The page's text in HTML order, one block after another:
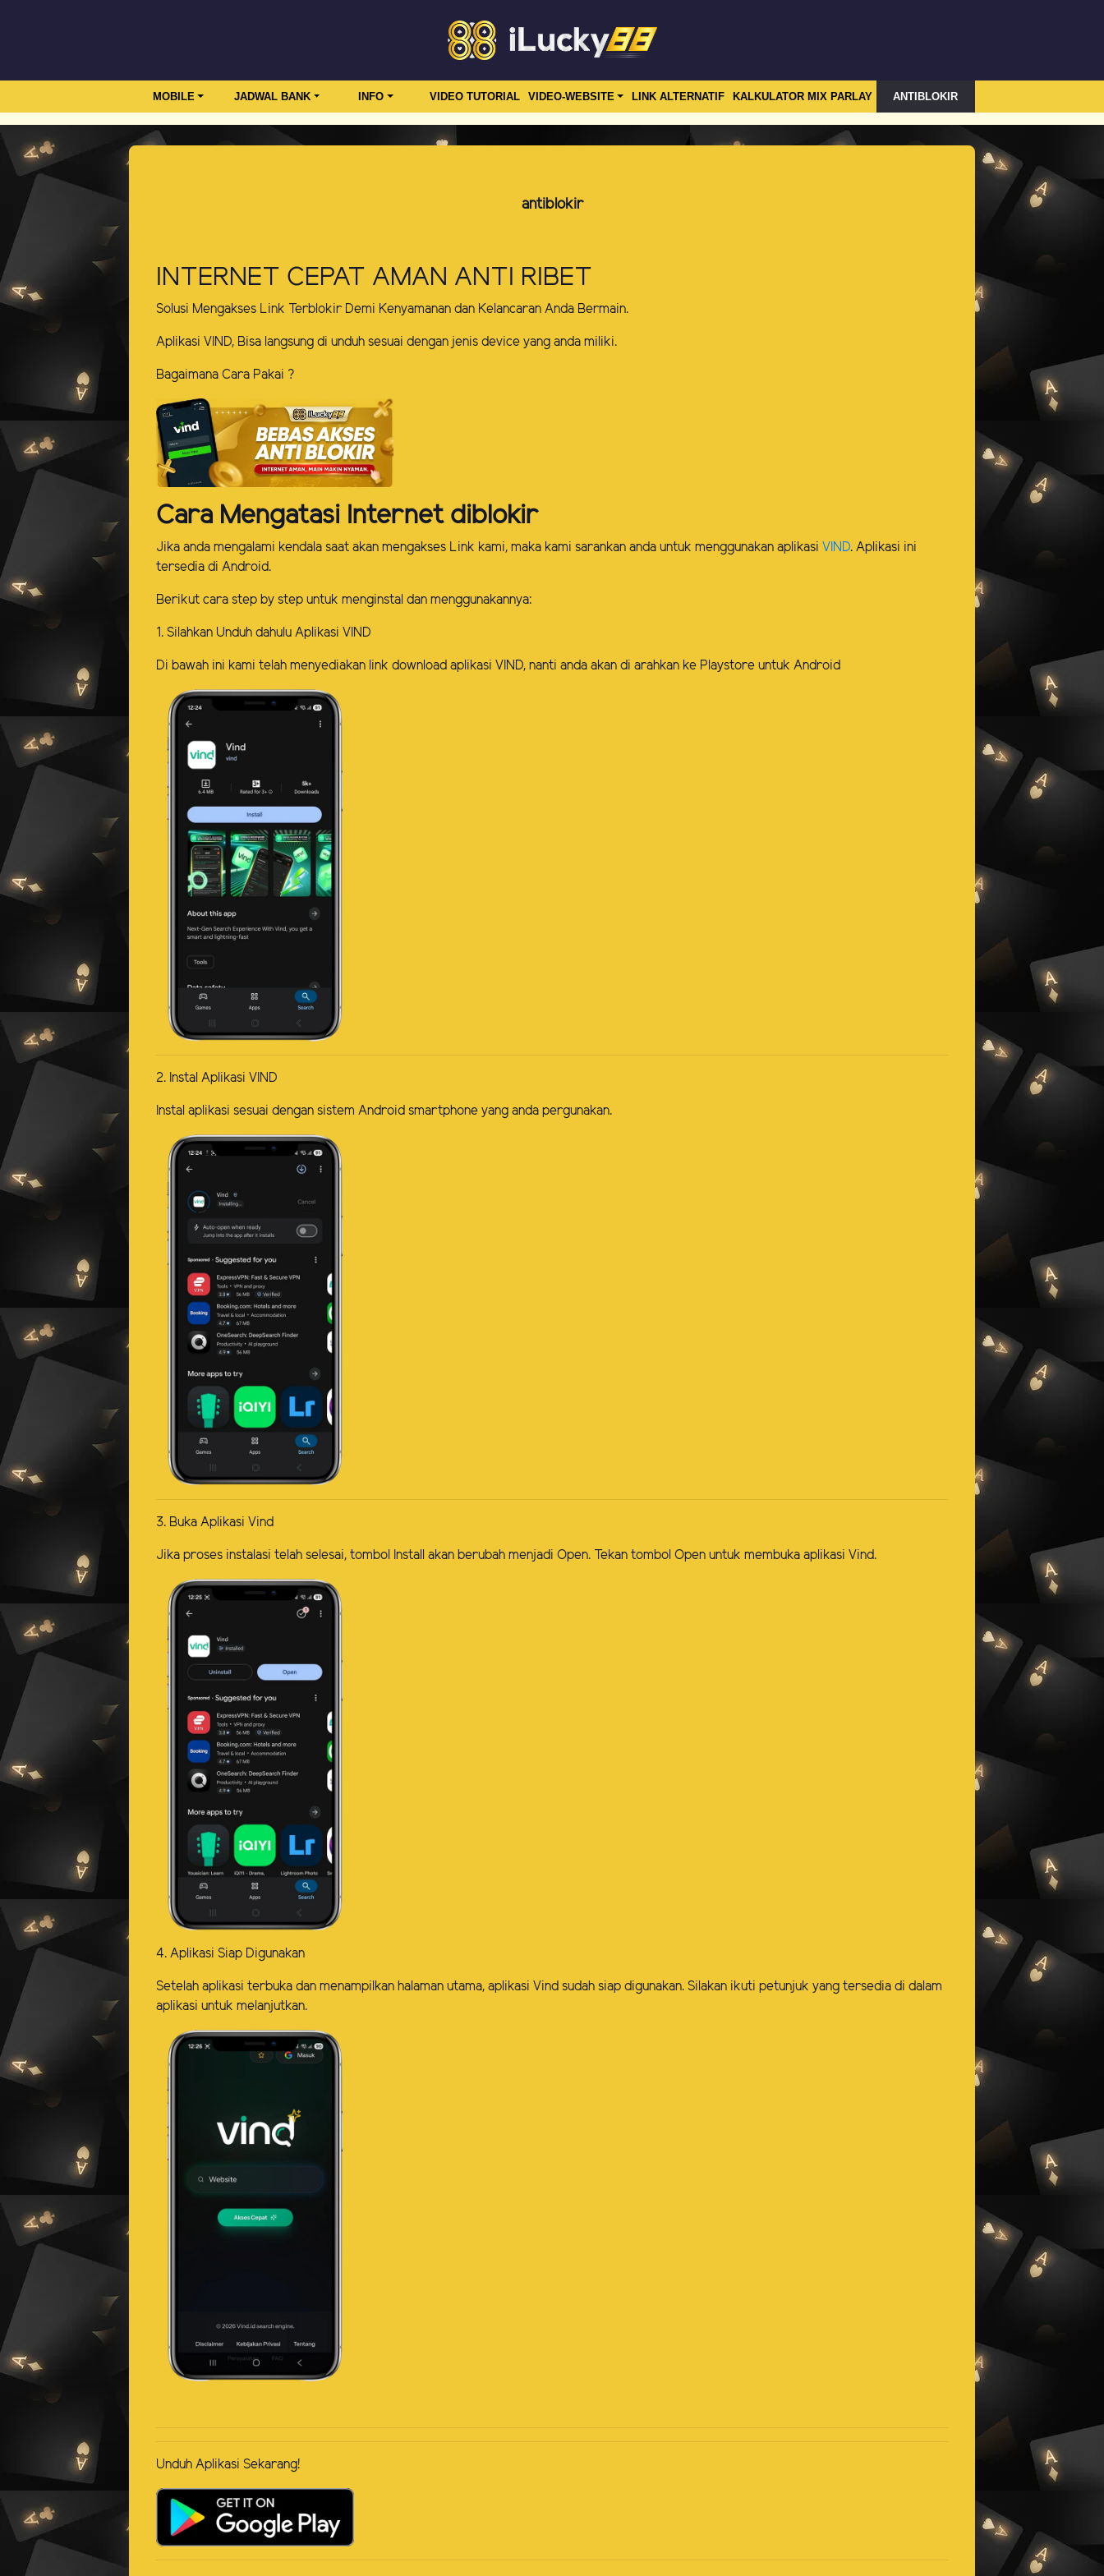
MOBILE JADWAL BANK INFO VIDEO TUTORIAL VIDEO-WEBSITE LINK ALTERNATIF KALKULATOR MIX PARLAY ANTIBLOKIR
antiblokir
INTERNET CEPAT AMAN ANTI RIBET
Solusi Mengakses Link Terblokir Demi Kenyamanan dan Kelancaran Anda Bermain.
Aplikasi VIND, Bisa langsung di unduh sesuai dengan jenis device yang anda miliki.
Bagaimana Cara Pakai ?
Cara Mengatasi Internet diblokir
Jika anda mengalami kendala saat akan mengakses Link kami, maka kami sarankan anda untuk menggunakan aplikasi VIND. Aplikasi ini
tersedia di Android.
Berikut cara step by step untuk menginstal dan menggunakannya:
1. Silahkan Unduh dahulu Aplikasi VIND
Di bawah ini kami telah menyediakan link download aplikasi VIND, nanti anda akan di arahkan ke Playstore untuk Android
2. Instal Aplikasi VIND
Instal aplikasi sesuai dengan sistem Android smartphone yang anda pergunakan.
3. Buka Aplikasi Vind
Jika proses instalasi telah selesai, tombol Install akan berubah menjadi Open. Tekan tombol Open untuk membuka aplikasi Vind.
4. Aplikasi Siap Digunakan
Setelah aplikasi terbuka dan menampilkan halaman utama, aplikasi Vind sudah siap digunakan. Silakan ikuti petunjuk yang tersedia di dalam
aplikasi untuk melanjutkan.
Unduh Aplikasi Sekarang!